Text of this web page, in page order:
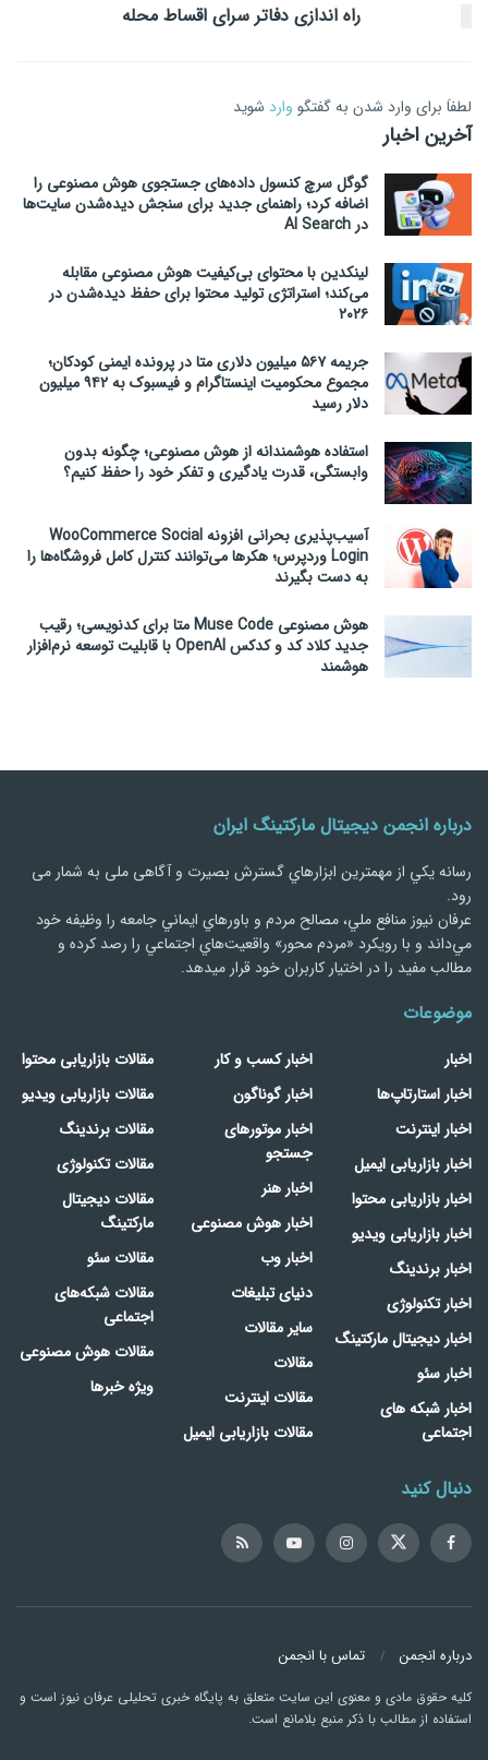
راه اندازی دفاتر سرای اقساط محله
لطفاَ برای وارد شدن به گفتگو وارد شوید
آخرین اخبار
گوگل سرچ کنسول داده‌های جستجوی هوش مصنوعی را
اضافه کرد؛ راهنمای جدید برای سنجش دیده‌شدن سایت‌ها
در AI Search
لینکدین با محتوای بی‌کیفیت هوش مصنوعی مقابله
می‌کند؛ استراتژی تولید محتوا برای حفظ دیده‌شدن در
۲۰۲۶
جریمه ۵۶۷ میلیون دلاری متا در پرونده ایمنی کودکان؛
مجموع محکومیت اینستاگرام و فیسبوک به ۹۴۲ میلیون
دلار رسید
استفاده هوشمندانه از هوش مصنوعی؛ چگونه بدون
وابستگی، قدرت یادگیری و تفکر خود را حفظ کنیم؟
آسیب‌پذیری بحرانی افزونه WooCommerce Social
Login وردپرس؛ هکرها می‌توانند کنترل کامل فروشگاه‌ها را
به دست بگیرند
هوش مصنوعی Muse Code متا برای کدنویسی؛ رقیب
جدید کلاد کد و کدکس OpenAI با قابلیت توسعه نرم‌افزار
هوشمند
درباره انجمن دیجیتال مارکتینگ ایران
رسانه يكي از مهمترین ابزارهاي گسترش بصیرت و آگاهی ملی به شمار می
رود.
عرفان نیوز منافع ملي، مصالح مردم و باورهاي ايماني جامعه را وظيفه خود
مي‌داند و با رويكرد «مردم‌ محور» واقعيت‌هاي اجتماعي را رصد کرده و
مطالب مفید را در اختیار کاربران خود قرار میدهد.
موضوعات
اخبار
اخبار استارتاپ‌ها
اخبار اینترنت
اخبار بازاریابی ایمیل
اخبار بازاریابی محتوا
اخبار بازاریابی ویدیو
اخبار برندینگ
اخبار تکنولوژی
اخبار دیجیتال مارکتینگ
اخبار سئو
اخبار شبکه های
اجتماعی
اخبار کسب و کار
اخبار گوناگون
اخبار موتورهای
جستجو
اخبار هنر
اخبار هوش مصنوعی
اخبار وب
دنیای تبلیغات
سایر مقالات
مقالات
مقالات اینترنت
مقالات بازاریابی ایمیل
مقالات بازاریابی محتوا
مقالات بازاریابی ویدیو
مقالات برندینگ
مقالات تکنولوژی
مقالات دیجیتال
مارکتینگ
مقالات سئو
مقالات شبکه‌های
اجتماعی
مقالات هوش مصنوعی
ویژه خبرها
دنبال کنید
درباره انجمن تماس با انجمن
کلیه حقوق مادی و معنوی این سایت متعلق به پایگاه خبری تحلیلی عرفان نیوز است و
استفاده از مطالب با ذکر منبع بلامانع است.